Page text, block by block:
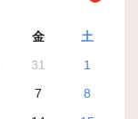
金
土
31
1
7
8